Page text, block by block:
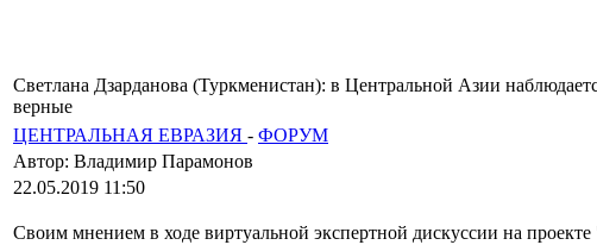
Светлана Дзарданова (Туркменистан): в Центральной Азии
верные
ЦЕНТРАЛЬНАЯ ЕВРАЗИЯ - ФОРУМ
Автор: Владимир Парамонов
22.05.2019 11:50
Своим мнением в ходе виртуальной экспертной дискуссии на